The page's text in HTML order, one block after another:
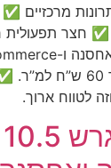
מרכזיים
12 מטר ✅ חצר
✅ מחיר שיווק שכ”ד
לטווח ארוך.